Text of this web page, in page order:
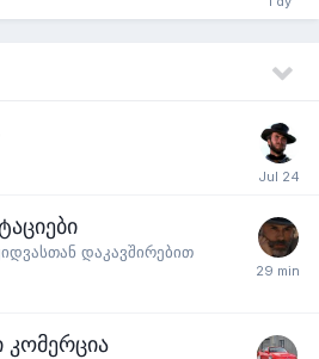
დაკავშირებით